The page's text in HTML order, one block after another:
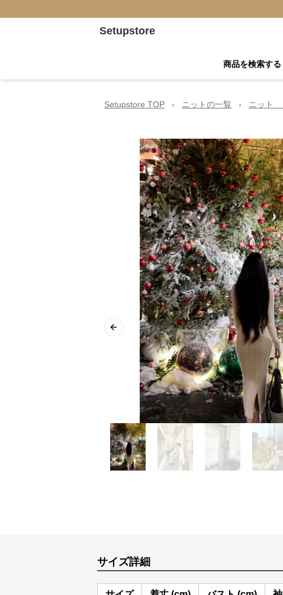
Setupstore
商品を検索する
Setupstore TOP › ニットの一覧 › ニット
Previous slide
サイズ詳細